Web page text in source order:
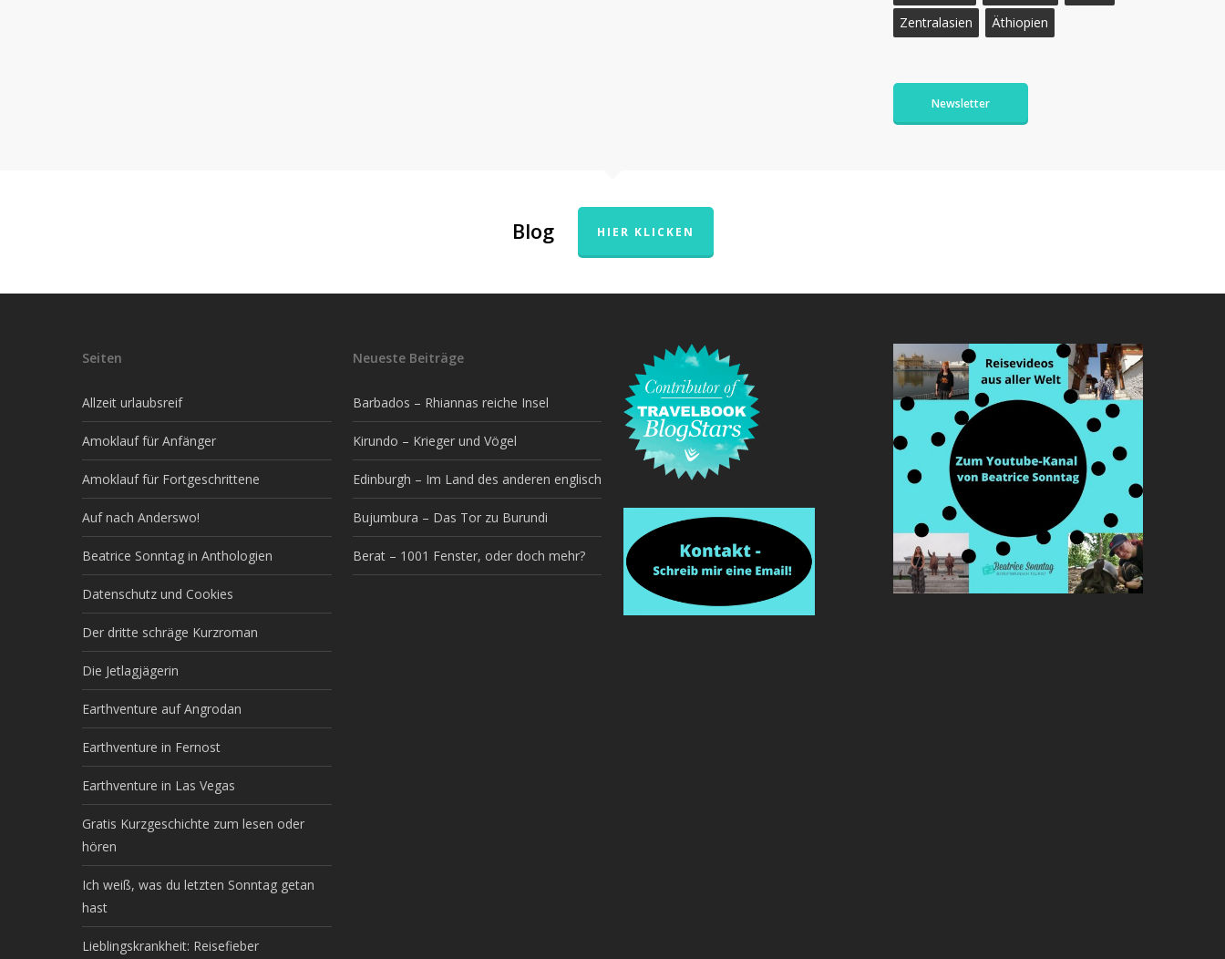
Zentralasien
Äthiopien
Newsletter
Blog HIER KLICKEN
Seiten
Allzeit urlaubsreif
Amoklauf für Anfänger
Amoklauf für Fortgeschrittene
Auf nach Anderswo!
Beatrice Sonntag in Anthologien
Datenschutz und Cookies
Der dritte schräge Kurzroman
Die Jetlagjägerin
Earthventure auf Angrodan
Earthventure in Fernost
Earthventure in Las Vegas
Gratis Kurzgeschichte zum lesen oder
hören
Ich weiß, was du letzten Sonntag getan
hast
Lieblingskrankheit: Reisefieber
Neueste Beiträge
Barbados – Rhiannas reiche Insel
Kirundo – Krieger und Vögel
Edinburgh – Im Land des anderen englisch
Bujumbura – Das Tor zu Burundi
Berat – 1001 Fenster, oder doch mehr?